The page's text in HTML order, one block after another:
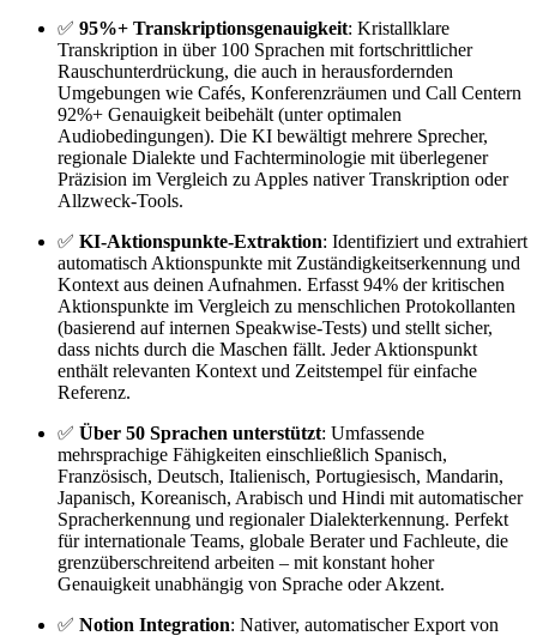
✅ 95%+ Transkriptionsgenauigkeit: Kristallklare
Transkription in über 100 Sprachen mit fortschrittlicher
Rauschunterdrückung, die auch in herausfordernden
Umgebungen wie Cafés, Konferenzräumen und Call Centern
92%+ Genauigkeit beibehält (unter optimalen
Audiobedingungen). Die KI bewältigt mehrere Sprecher,
regionale Dialekte und Fachterminologie mit überlegener
Präzision im Vergleich zu Apples nativer Transkription oder
Allzweck-Tools.
✅ KI-Aktionspunkte-Extraktion: Identifiziert und extrahiert
automatisch Aktionspunkte mit Zuständigkeitserkennung und
Kontext aus deinen Aufnahmen. Erfasst 94% der kritischen
Aktionspunkte im Vergleich zu menschlichen Protokollanten
(basierend auf internen Speakwise-Tests) und stellt sicher,
dass nichts durch die Maschen fällt. Jeder Aktionspunkt
enthält relevanten Kontext und Zeitstempel für einfache
Referenz.
✅ Über 50 Sprachen unterstützt: Umfassende
mehrsprachige Fähigkeiten einschließlich Spanisch,
Französisch, Deutsch, Italienisch, Portugiesisch, Mandarin,
Japanisch, Koreanisch, Arabisch und Hindi mit automatischer
Spracherkennung und regionaler Dialekterkennung. Perfekt
für internationale Teams, globale Berater und Fachleute, die
grenzüberschreitend arbeiten – mit konstant hoher
Genauigkeit unabhängig von Sprache oder Akzent.
✅ Notion Integration: Nativer, automatischer Export von